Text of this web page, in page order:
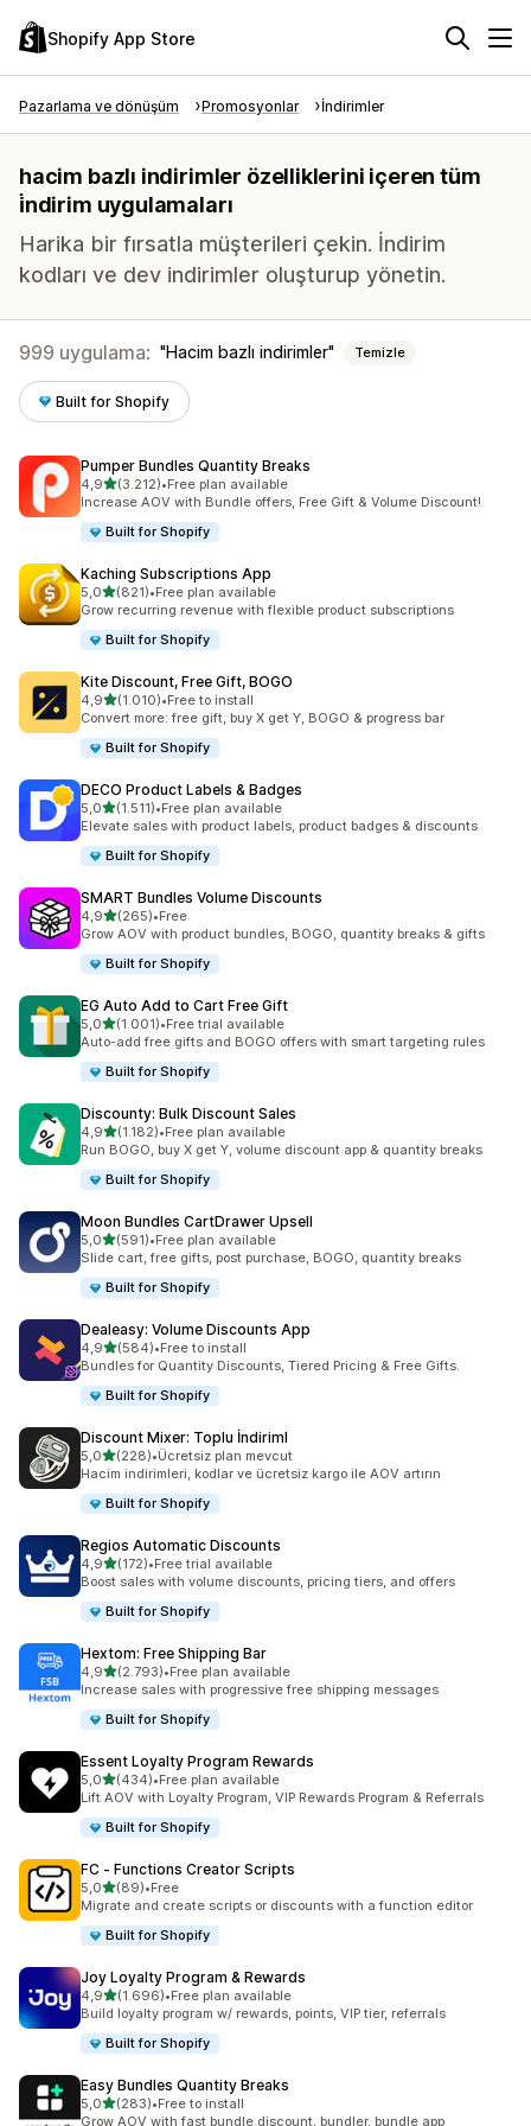
Shopify App Store
Pazarlama ve dönüşüm Promosyonlar İndirimler
hacim bazlı indirimler özelliklerini içeren tüm
i̇ndirim uygulamaları
Harika bir fırsatla müşterileri çekin. İndirim
kodları ve dev indirimler oluşturup yönetin.
999 uygulama: Hacim bazlı indirimler Temizle
Built for Shopify
Pumper Bundles Quantity Breaks
4,95 yıldız üzerinden
(3.212)
toplam 3212 değerlendirme
•Free plan available
Increase AOV with Bundle offers, Free Gift & Volume Discount!
Built for Shopify
Kaching Subscriptions App
5,05 yıldız üzerinden
(821)
toplam 821 değerlendirme
•Free plan available
Grow recurring revenue with flexible product subscriptions
Built for Shopify
Kite Discount, Free Gift, BOGO
4,95 yıldız üzerinden
(1.010)
toplam 1010 değerlendirme
•Free to install
Convert more: free gift, buy X get Y, BOGO & progress bar
Built for Shopify
DECO Product Labels & Badges
5,05 yıldız üzerinden
(1.511)
toplam 1511 değerlendirme
•Free plan available
Elevate sales with product labels, product badges & discounts
Built for Shopify
SMART Bundles Volume Discounts
4,95 yıldız üzerinden
(265)
toplam 265 değerlendirme
•Free
Grow AOV with product bundles, BOGO, quantity breaks & gifts
Built for Shopify
EG Auto Add to Cart Free Gift
5,05 yıldız üzerinden
(1.001)
toplam 1001 değerlendirme
•Free trial available
Auto-add free gifts and BOGO offers with smart targeting rules
Built for Shopify
Discounty: Bulk Discount Sales
4,95 yıldız üzerinden
(1.182)
toplam 1182 değerlendirme
•Free plan available
Run BOGO, buy X get Y, volume discount app & quantity breaks
Built for Shopify
Moon Bundles CartDrawer Upsell
5,05 yıldız üzerinden
(591)
toplam 591 değerlendirme
•Free plan available
Slide cart, free gifts, post purchase, BOGO, quantity breaks
Built for Shopify
Dealeasy: Volume Discounts App
4,95 yıldız üzerinden
(584)
toplam 584 değerlendirme
•Free to install
Bundles for Quantity Discounts, Tiered Pricing & Free Gifts.
Built for Shopify
Discount Mixer: Toplu İndiriml
5,05 yıldız üzerinden
(228)
toplam 228 değerlendirme
•Ücretsiz plan mevcut
Hacim indirimleri, kodlar ve ücretsiz kargo ile AOV artırın
Built for Shopify
Regios Automatic Discounts
4,95 yıldız üzerinden
(172)
toplam 172 değerlendirme
•Free trial available
Boost sales with volume discounts, pricing tiers, and offers
Built for Shopify
Hextom: Free Shipping Bar
4,95 yıldız üzerinden
(2.793)
toplam 2793 değerlendirme
•Free plan available
Increase sales with progressive free shipping messages
Built for Shopify
Essent Loyalty Program Rewards
5,05 yıldız üzerinden
(434)
toplam 434 değerlendirme
•Free plan available
Lift AOV with Loyalty Program, VIP Rewards Program & Referrals
Built for Shopify
FC ‑ Functions Creator Scripts
5,05 yıldız üzerinden
(89)
toplam 89 değerlendirme
•Free
Migrate and create scripts or discounts with a function editor
Built for Shopify
Joy Loyalty Program & Rewards
4,95 yıldız üzerinden
(1.696)
toplam 1696 değerlendirme
•Free plan available
Build loyalty program w/ rewards, points, VIP tier, referrals
Built for Shopify
Easy Bundles Quantity Breaks
5,05 yıldız üzerinden
(283)
toplam 283 değerlendirme
•Free to install
Grow AOV with fast bundle discount, bundler, bundle app